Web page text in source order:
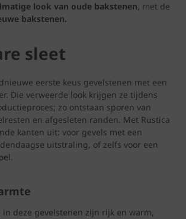
look van oude bakstenen, met de
bakstenen.
sleet
eerste keus gevelstenen met een
Die verweerde look krijgen ze tijdens
zo ontstaan sporen van
en afgesleten randen. Met Rustica
kanten uit: voor gevels met een
uitstraling, of zelfs voor een
in deze gevelstenen zijn rijk en warm,